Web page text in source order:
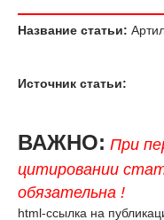
Название статьи:
Источник статьи:
ВАЖНО: При
цитировании
обязательна !
html-ссылка на